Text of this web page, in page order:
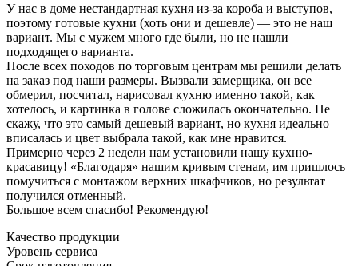
У нас в доме нестандартная кухня из-за короба и выступов,
поэтому готовые кухни (хоть они и дешевле) — это не наш
вариант. Мы с мужем много где были, но не нашли
подходящего варианта.
После всех походов по торговым центрам мы решили делать
на заказ под наши размеры. Вызвали замерщика, он все
обмерил, посчитал, нарисовал кухню именно такой, как
хотелось, и картинка в голове сложилась окончательно. Не
скажу, что это самый дешевый вариант, но кухня идеально
вписалась и цвет выбрала такой, как мне нравится.
Примерно через 2 недели нам установили нашу кухню-
красавицу! «Благодаря» нашим кривым стенам, им пришлось
помучиться с монтажом верхних шкафчиков, но результат
получился отменный.
Большое всем спасибо! Рекомендую!
Качество продукции
Уровень сервиса